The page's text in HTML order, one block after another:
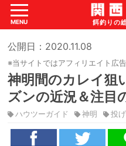
MENU
公開日：2020.11.08
※当サイトではアフィリエイト広
神明間のカレイ狙
ズンの近況＆注目
ハウツーガイド 神明 投